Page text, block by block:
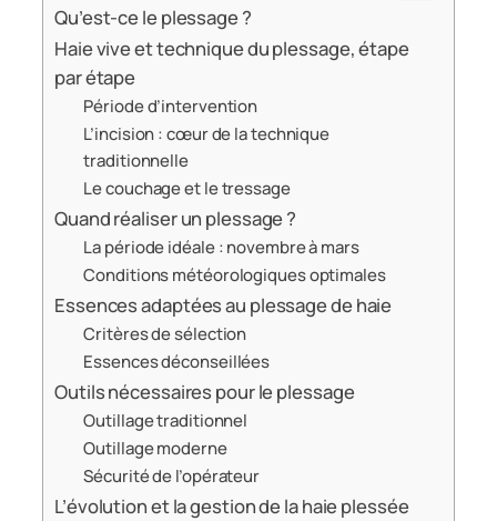
Qu’est-ce le plessage ?
Haie vive et technique du plessage, étape
par étape
Période d’intervention
L’incision : cœur de la technique
traditionnelle
Le couchage et le tressage
Quand réaliser un plessage ?
La période idéale : novembre à mars
Conditions météorologiques optimales
Essences adaptées au plessage de haie
Critères de sélection
Essences déconseillées
Outils nécessaires pour le plessage
Outillage traditionnel
Outillage moderne
Sécurité de l’opérateur
L’évolution et la gestion de la haie plessée